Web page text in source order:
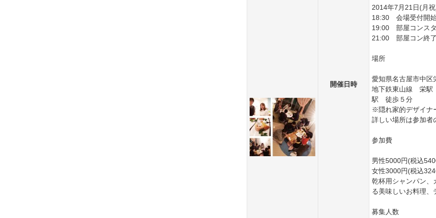
開催日時
2014年7月21日(月
18:30 会場受付開
19:00 部屋コンス
21:00 部屋コン終
場所
愛知県名古屋市中区
地下鉄東山線 栄
駅 徒歩５分
※隠れ家的デザイナ
詳しい場所は参加者
参加費
男性5000円(税込
女性3000円(税込
乾杯用シャンパン、
る美味しいお料理、
募集人数